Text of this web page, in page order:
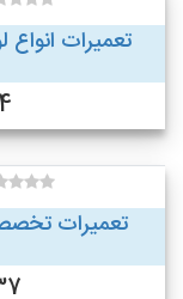
تعمیرات انواع
تعمیرات